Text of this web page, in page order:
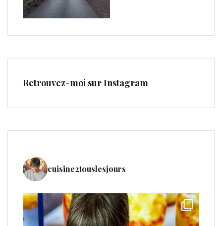
Retrouvez-moi sur Instagram
cuisine2touslesjours